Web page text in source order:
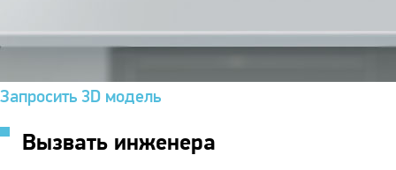
Запросить 3D модель
Вызвать инженера